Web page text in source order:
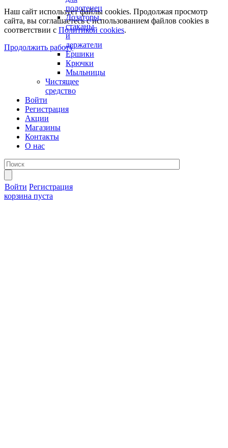
полотенец
Дозаторы,
стаканы
и
держатели
Ершики
Крючки
Мыльницы
Чистящее
средство
Войти
Регистрация
Акции
Магазины
Контакты
О нас
Войти Регистрация
корзина пуста
Наш сайт использует файлы cookies. Продолжая просмотр
сайта, вы соглашаетесь с использованием файлов cookies в
соответствии с Политикой cookies.
Продолжить работу